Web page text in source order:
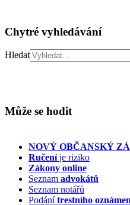
Chytré vyhledávání
Hledat
Může se hodit
NOVÝ OBČANSKÝ
Ručeníje riziko
Zákony online
Seznam advokátů
Seznam notářů
Podánítrestního